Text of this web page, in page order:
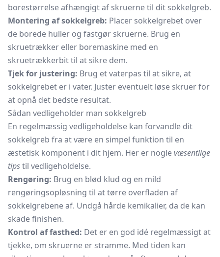
borestørrelse afhængigt af skruerne til dit sokkelgreb.
Montering af sokkelgreb: Placer sokkelgrebet over
de borede huller og fastgør skruerne. Brug en
skruetrækker eller boremaskine med en
skruetrækkerbit til at sikre dem.
Tjek for justering: Brug et vaterpas til at sikre, at
sokkelgrebet er i vater. Juster eventuelt løse skruer for
at opnå det bedste resultat.
Sådan vedligeholder man sokkelgreb
En regelmæssig vedligeholdelse kan forvandle dit
sokkelgreb fra at være en simpel funktion til en
æstetisk komponent i dit hjem. Her er noglevæsentlige
tipstil vedligeholdelse.
Rengøring: Brug en blød klud og en mild
rengøringsopløsning til at tørre overfladen af
sokkelgrebene af. Undgå hårde kemikalier, da de kan
skade finishen.
Kontrol af fasthed: Det er en god idé regelmæssigt at
tjekke, om skruerne er stramme. Med tiden kan